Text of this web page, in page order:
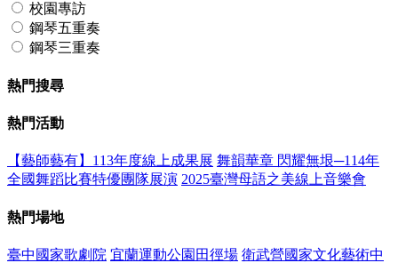
校園專訪
鋼琴五重奏
鋼琴三重奏
熱門搜尋
熱門活動
【藝師藝有】113年度線上成果展 舞韻華章 閃耀無垠─114年
全國舞蹈比賽特優團隊展演 2025臺灣母語之美線上音樂會
熱門場地
臺中國家歌劇院 宜蘭運動公園田徑場 衛武營國家文化藝術中